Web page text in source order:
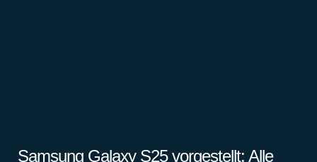
Samsung Galaxy S25 vorgestellt: Alle